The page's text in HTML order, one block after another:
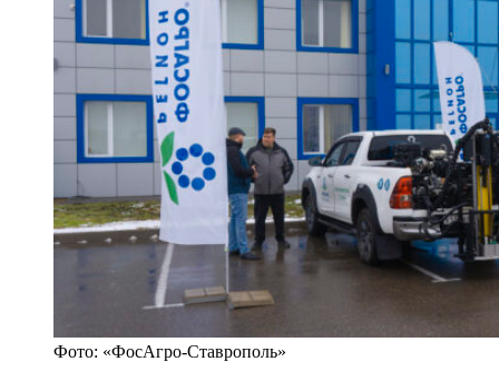
Фото: «ФосАгро-Ставрополь»